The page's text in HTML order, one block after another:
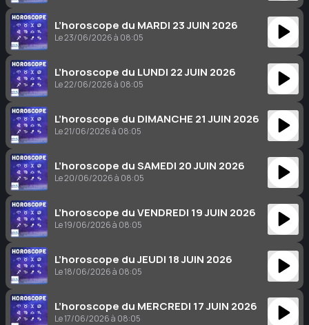
L’horoscope du MARDI 23 JUIN 2026
Le 23/06/2026 à 08:05
L’horoscope du LUNDI 22 JUIN 2026
Le 22/06/2026 à 08:05
L’horoscope du DIMANCHE 21 JUIN 2026
Le 21/06/2026 à 08:05
L’horoscope du SAMEDI 20 JUIN 2026
Le 20/06/2026 à 08:05
L’horoscope du VENDREDI 19 JUIN 2026
Le 19/06/2026 à 08:05
L’horoscope du JEUDI 18 JUIN 2026
Le 18/06/2026 à 08:05
L’horoscope du MERCREDI 17 JUIN 2026
Le 17/06/2026 à 08:05